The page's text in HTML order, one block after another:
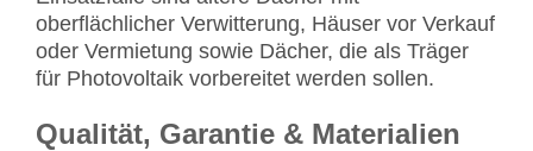
oberflächlicher Verwitterung, Häuser vor Verkauf
oder Vermietung sowie Dächer, die als Träger
für Photovoltaik vorbereitet werden sollen.
Qualität, Garantie & Materialien